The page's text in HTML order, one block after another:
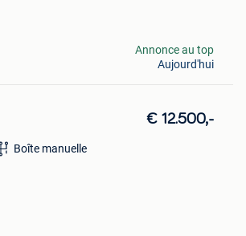
Annonce au top
Aujourd'hui
€ 12.500,-
Boîte manuelle